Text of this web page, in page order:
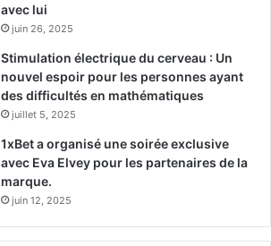
avec lui
juin 26, 2025
Stimulation électrique du cerveau : Un
nouvel espoir pour les personnes ayant
des difficultés en mathématiques
juillet 5, 2025
1xBet a organisé une soirée exclusive
avec Eva Elvey pour les partenaires de la
marque.
juin 12, 2025